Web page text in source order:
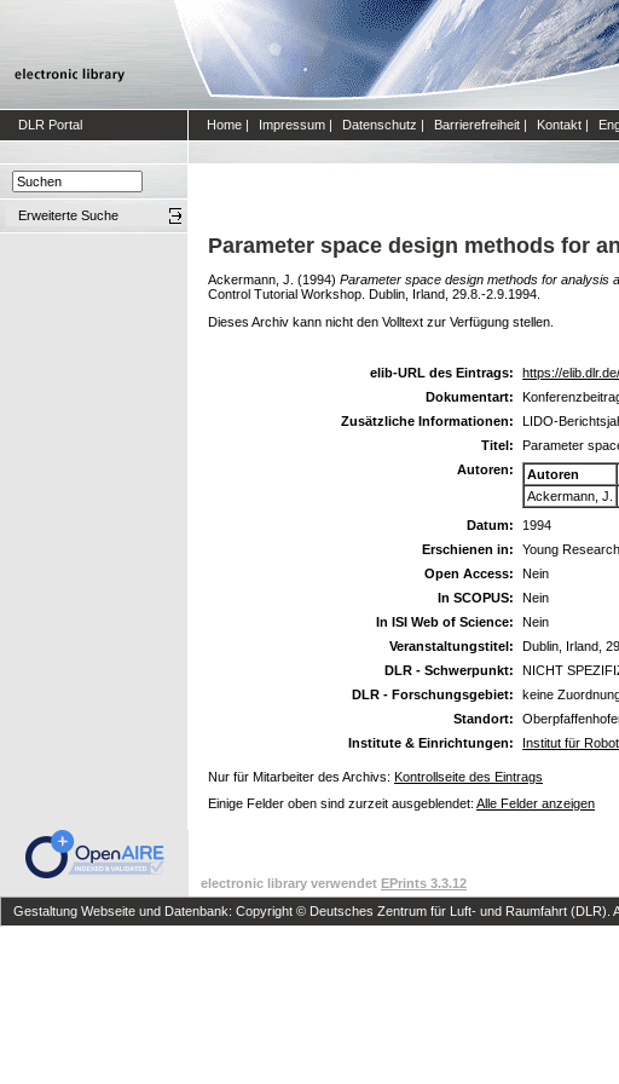
DLR Portal Home | Impressum | Datenschutz | Barrierefreiheit | Kontakt |
Erweiterte Suche
Parameter space design methods for
Ackermann, J. (1994) Parameter space design methods for analysis
Control Tutorial Workshop. Dublin, Irland, 29.8.-2.9.1994.
Dieses Archiv kann nicht den Volltext zur Verfügung stellen.
elib-URL des Eintrags:
https://
Dokumentart:
Zusätzliche Informationen:
LIDO-
Titel:
Parameter
Autoren:
Autoren
Ackermann, J.
Datum:
1994
Erschienen in:
Young
Open Access:
Nein
In SCOPUS:
Nein
In ISI Web of Science:
Nein
Veranstaltungstitel:
Dublin, Irland,
DLR - Schwerpunkt:
NICHT
DLR - Forschungsgebiet:
keine
Standort:
Institute & Einrichtungen:
Institut für
Nur für Mitarbeiter des Archivs: Kontrollseite des Eintrags
Einige Felder oben sind zurzeit ausgeblendet: Alle Felder anzeigen
electronic library verwendet EPrints 3.3.12
Gestaltung Webseite und Datenbank: Copyright © Deutsches Zentrum für Luft- und Raumfahrt (DLR).